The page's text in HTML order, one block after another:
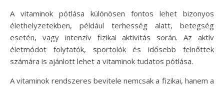
A vitaminok pótlása különösen fontos lehet bizonyos
élethelyzetekben, például terhesség alatt, betegség
esetén, vagy intenzív fizikai aktivitás során. Az aktív
életmódot folytatók, sportolók és idősebb felnőttek
számára is ajánlott lehet a vitaminok tudatos pótlása.
A vitaminok rendszeres bevitele nemcsak a fizikai, hanem a